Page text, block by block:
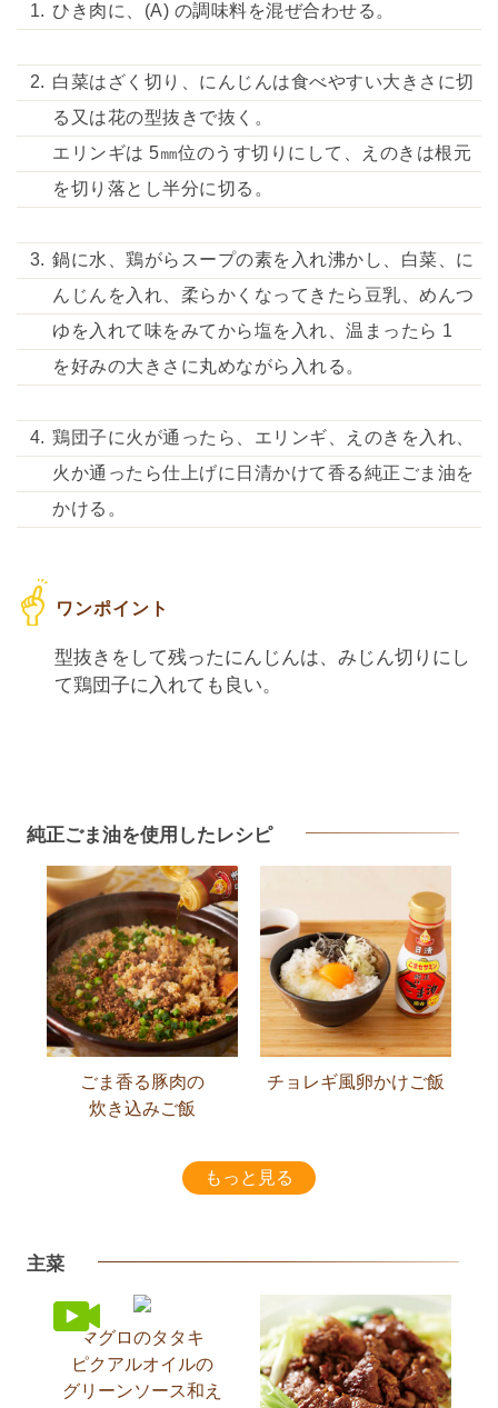
ひき肉に、(A) の調味料を混ぜ合わせる。
白菜はざく切り、にんじんは食べやすい大きさに切
る又は花の型抜きで抜く。
エリンギは 5㎜位のうす切りにして、えのきは根元
を切り落とし半分に切る。
鍋に水、鶏がらスープの素を入れ沸かし、白菜、に
んじんを入れ、柔らかくなってきたら豆乳、めんつ
ゆを入れて味をみてから塩を入れ、温まったら 1
を好みの大きさに丸めながら入れる。
鶏団子に火が通ったら、エリンギ、えのきを入れ、
火か通ったら仕上げに日清かけて香る純正ごま油を
かける。
型抜きをして残ったにんじんは、みじん切りにし
て鶏団子に入れても良い。
純正ごま油を使用したレシピ
ごま香る豚肉の
炊き込みご飯
チョレギ風卵かけご飯
もっと見る
主菜
マグロのタタキ
ピクアルオイルの
グリーンソース和え